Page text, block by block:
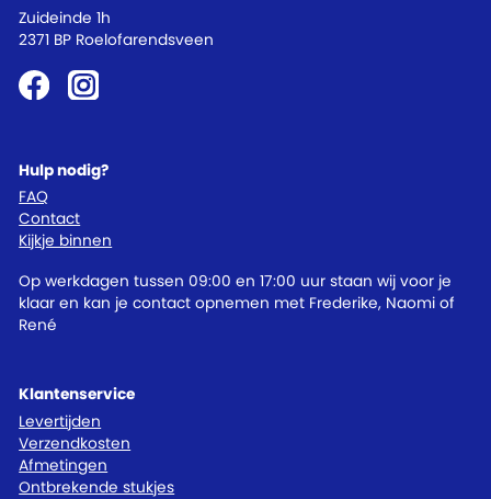
Klantenservice
Levertijden
Verzendkosten
Afmetingen
Ontbrekende stukjes
Hulp nodig?
FAQ
Contact
Kijkje binnen
Op werkdagen tussen 09:00 en 17:00 uur staan wij voor je
klaar en kan je contact opnemen met Frederike, Naomi of
René
Zuideinde 1h
2371 BP Roelofarendsveen